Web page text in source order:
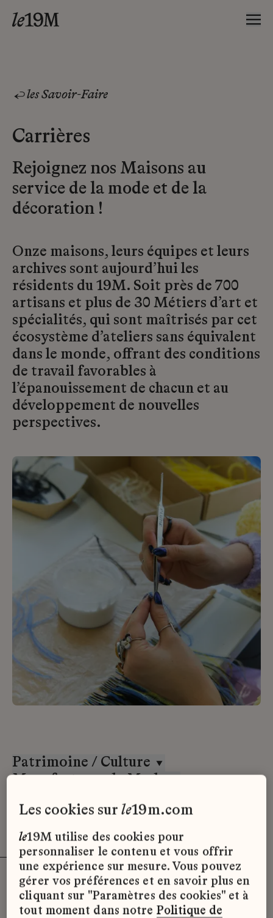
les Savoir-Faire
Carrières
Rejoignez nos Maisons au
service de la mode et de la
décoration !
Onze maisons, leurs équipes et leurs
archives sont aujourd’hui les
résidents du 19M. Soit près de 700
artisans et plus de 30 Métiers d’art et
spécialités, qui sont maîtrisés par cet
écosystème d’ateliers sans équivalent
dans le monde, offrant des conditions
de travail favorables à
l’épanouissement de chacun et au
développement de nouvelles
perspectives.
Patrimoine / Culture
Manufactures de Mode
Désolé, il semble qu’il n’y ait pas
d’offres d’emploi disponibles pour le
les cookies surle19m.com
le19M utilise des cookies pour
personnaliser le contenu et vous offrir
une expérience sur mesure. Vous pouvez
gérer vos préférences et en savoir plus en
cliquant sur "Paramètres des cookies" et à
tout moment dans notre Politique de